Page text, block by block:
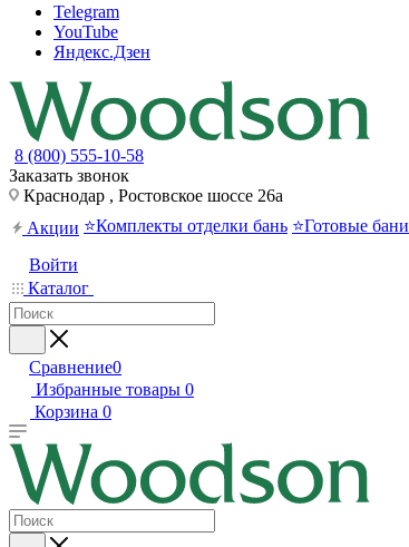
Telegram
YouTube
Яндекс.Дзен
8 (800) 555-10-58
Заказать звонок
Краснодар , Ростовское шоссе 26а
Акции ⭐Комплекты отделки бань ⭐Готовые бани
Войти
Каталог
Сравнение0
Избранные товары 0
Корзина 0